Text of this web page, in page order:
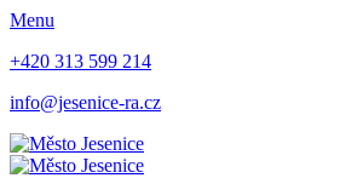
Menu
+420 313 599 214
info@jesenice-ra.cz